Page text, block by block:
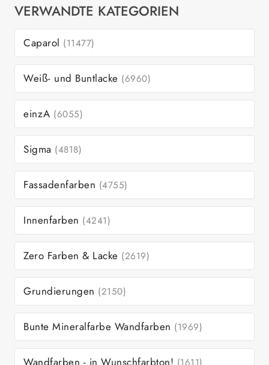
VERWANDTE KATEGORIEN
Caparol (11477)
Weiß- und Buntlacke (6960)
einzA (6055)
Sigma (4818)
Fassadenfarben (4755)
Innenfarben (4241)
Zero Farben & Lacke (2619)
Grundierungen (2150)
Bunte Mineralfarbe Wandfarben (1969)
Wandfarben - in Wunschfarbton!